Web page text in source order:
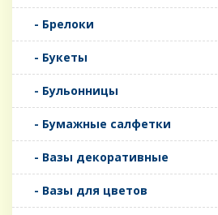
- Брелоки
- Букеты
- Бульонницы
- Бумажные салфетки
- Вазы декоративные
- Вазы для цветов